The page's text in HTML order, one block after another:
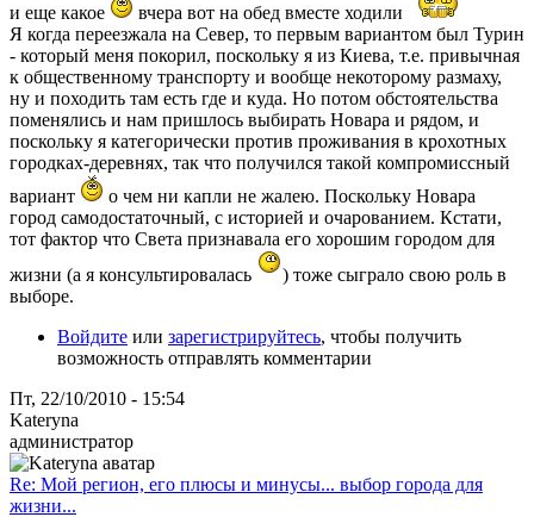
и еще какое
вчера вот на обед вместе ходили
Я когда переезжала на Север, то первым вариантом был Турин
- который меня покорил, поскольку я из Киева, т.е. привычная
к общественному транспорту и вообще некоторому размаху,
ну и походить там есть где и куда. Но потом обстоятельства
поменялись и нам пришлось выбирать Новара и рядом, и
поскольку я категорически против проживания в крохотных
городках-деревнях, так что получился такой компромиссный
вариант
о чем ни капли не жалею. Поскольку Новара
город самодостаточный, с историей и очарованием. Кстати,
тот фактор что Света признавала его хорошим городом для
жизни (а я консультировалась
) тоже сыграло свою роль в
выборе.
Войдите или зарегистрируйтесь, чтобы получить
возможность отправлять комментарии
Пт, 22/10/2010 - 15:54
Kateryna
администратор
Re: Мой регион, его плюсы и минусы... выбор города для
жизни...